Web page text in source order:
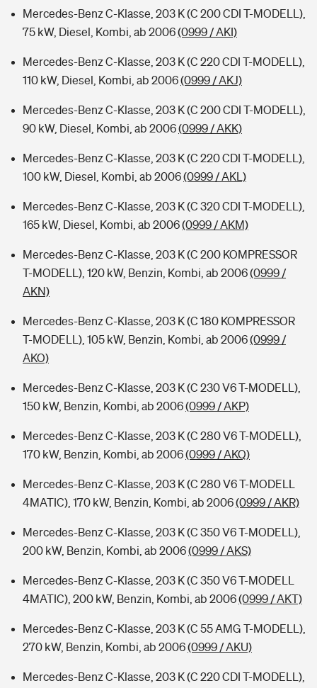
Mercedes-Benz C-Klasse, 203 K (C 200 CDI T-MODELL),
75 kW, Diesel, Kombi, ab 2006(0999 / AKI)
Mercedes-Benz C-Klasse, 203 K (C 220 CDI T-MODELL),
110 kW, Diesel, Kombi, ab 2006(0999 / AKJ)
Mercedes-Benz C-Klasse, 203 K (C 200 CDI T-MODELL),
90 kW, Diesel, Kombi, ab 2006(0999 / AKK)
Mercedes-Benz C-Klasse, 203 K (C 220 CDI T-MODELL),
100 kW, Diesel, Kombi, ab 2006(0999 / AKL)
Mercedes-Benz C-Klasse, 203 K (C 320 CDI T-MODELL),
165 kW, Diesel, Kombi, ab 2006(0999 / AKM)
Mercedes-Benz C-Klasse, 203 K (C 200 KOMPRESSOR
T-MODELL), 120 kW, Benzin, Kombi, ab 2006(0999 /
AKN)
Mercedes-Benz C-Klasse, 203 K (C 180 KOMPRESSOR
T-MODELL), 105 kW, Benzin, Kombi, ab 2006(0999 /
AKO)
Mercedes-Benz C-Klasse, 203 K (C 230 V6 T-MODELL),
150 kW, Benzin, Kombi, ab 2006(0999 / AKP)
Mercedes-Benz C-Klasse, 203 K (C 280 V6 T-MODELL),
170 kW, Benzin, Kombi, ab 2006(0999 / AKQ)
Mercedes-Benz C-Klasse, 203 K (C 280 V6 T-MODELL
4MATIC), 170 kW, Benzin, Kombi, ab 2006(0999 / AKR)
Mercedes-Benz C-Klasse, 203 K (C 350 V6 T-MODELL),
200 kW, Benzin, Kombi, ab 2006(0999 / AKS)
Mercedes-Benz C-Klasse, 203 K (C 350 V6 T-MODELL
4MATIC), 200 kW, Benzin, Kombi, ab 2006(0999 / AKT)
Mercedes-Benz C-Klasse, 203 K (C 55 AMG T-MODELL),
270 kW, Benzin, Kombi, ab 2006(0999 / AKU)
Mercedes-Benz C-Klasse, 203 K (C 220 CDI T-MODELL),